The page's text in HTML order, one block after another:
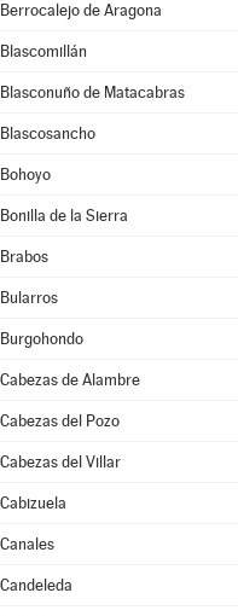
Berrocalejo de Aragona
Blascomillán
Blasconuño de Matacabras
Blascosancho
Bohoyo
Bonilla de la Sierra
Brabos
Bularros
Burgohondo
Cabezas de Alambre
Cabezas del Pozo
Cabezas del Villar
Cabizuela
Canales
Candeleda